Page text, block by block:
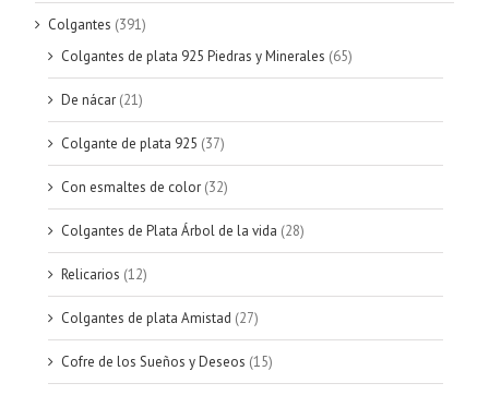
Colgantes (391)
Colgantes de plata 925 Piedras y Minerales (65)
De nácar (21)
Colgante de plata 925 (37)
Con esmaltes de color (32)
Colgantes de Plata Árbol de la vida (28)
Relicarios (12)
Colgantes de plata Amistad (27)
Cofre de los Sueños y Deseos (15)